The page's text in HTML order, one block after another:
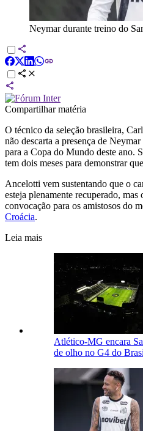
Neymar durante treino do
Compartilhar matéria
O técnico da seleção brasileira,
não descarta a presença de
para a Copa do Mundo deste ano.
tem dois meses para demonstrar
Ancelotti vem sustentando que o
esteja plenamente recuperado,
convocação para os amistosos do
Croácia.
Leia mais
Atlético-MG encara
de olho no G4 do